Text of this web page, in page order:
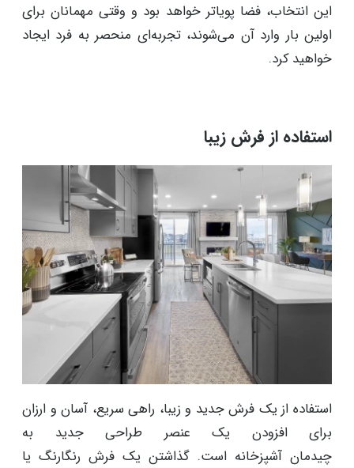
این انتخاب، فضا پویاتر خواهد بود و وقتی مهمانان برای
اولین بار وارد آن می‌شوند، تجربه‌ای منحصر به فرد ایجاد
خواهید کرد.
استفاده از فرش زیبا
استفاده از یک فرش جدید و زیبا، راهی سریع، آسان و ارزان
برای افزودن یک عنصر طراحی جدید به
چیدمان آشپزخانه است. گذاشتن یک فرش رنگارنگ یا